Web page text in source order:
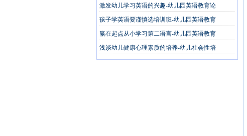
激发幼儿学习英语的兴趣-幼儿园英语教育论
孩子学英语要谨慎选培训班-幼儿园英语教育
赢在起点从小学习第二语言-幼儿园英语教育
浅谈幼儿健康心理素质的培养-幼儿社会性培